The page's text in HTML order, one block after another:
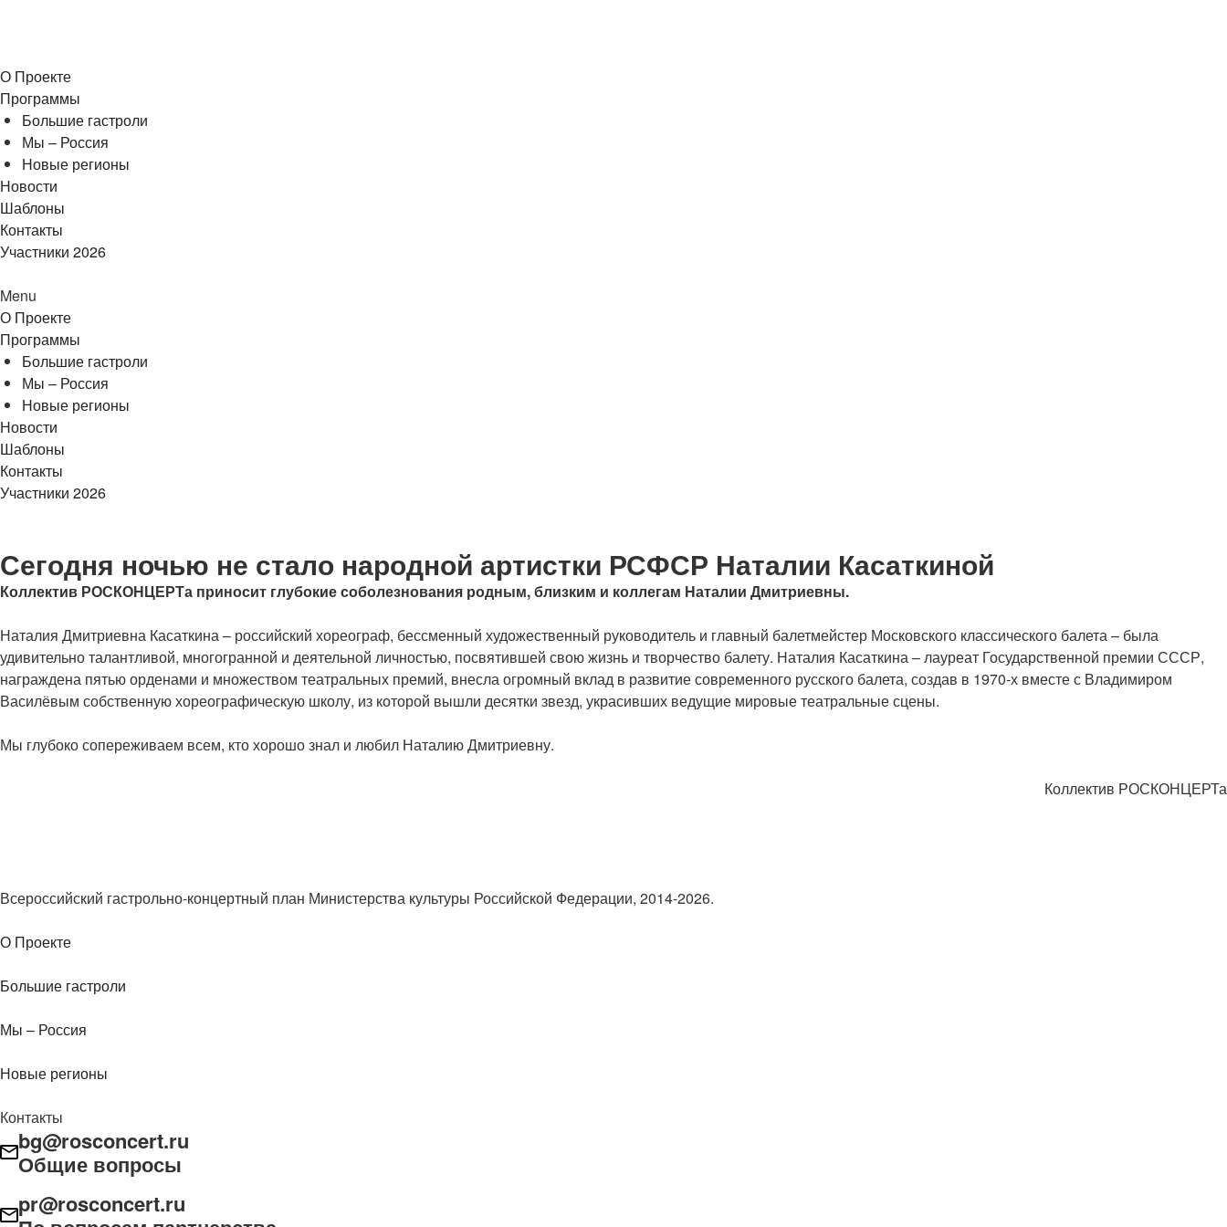
О Проекте
Программы
Большие гастроли
Мы – Россия
Новые регионы
Новости
Шаблоны
Контакты
Участники 2026
Menu
О Проекте
Программы
Большие гастроли
Мы – Россия
Новые регионы
Новости
Шаблоны
Контакты
Участники 2026
Сегодня ночью не стало народной артистки РСФСР Наталии Касаткиной
Коллектив РОСКОНЦЕРТа приносит глубокие соболезнования родным, близким и коллегам Наталии Дмитриевны.
Наталия Дмитриевна Касаткина – российский хореограф, бессменный художественный руководитель и главный балетмейстер Московского классического балета – была
удивительно талантливой, многогранной и деятельной личностью, посвятившей свою жизнь и творчество балету. Наталия Касаткина – лауреат Государственной премии СССР,
награждена пятью орденами и множеством театральных премий, внесла огромный вклад в развитие современного русского балета, создав в 1970-х вместе с Владимиром
Василёвым собственную хореографическую школу, из которой вышли десятки звезд, украсивших ведущие мировые театральные сцены.
Мы глубоко сопереживаем всем, кто хорошо знал и любил Наталию Дмитриевну.
Коллектив РОСКОНЦЕРТа
Всероссийский гастрольно-концертный план Министерства культуры Российской Федерации, 2014-2026.
О Проекте
Большие гастроли
Мы – Россия
Новые регионы
Контакты
bg@rosconcert.ru
Общие вопросы
pr@rosconcert.ru